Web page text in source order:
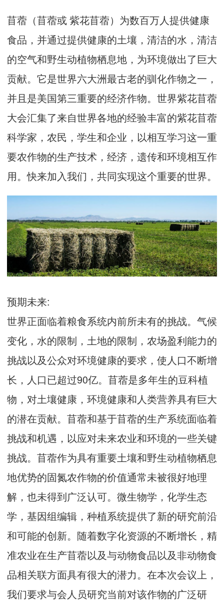
苜蓿（苜蓿或 紫花苜蓿）为数百万人提供健康
食品，并通过提供健康的土壤，清洁的水，清洁
的空气和野生动植物栖息地，为环境做出了巨大
贡献。它是世界六大洲最古老的驯化作物之一，
并且是美国第三重要的经济作物。世界紫花苜蓿
大会汇集了来自世界各地的经验丰富的紫花苜蓿
科学家，农民，学生和企业，以相互学习这一重
要农作物的生产技术，经济，遗传和环境相互作
用。快来加入我们，共同实现这个重要的世界。
预期未来:
世界正面临着粮食系统内前所未有的挑战。气候
变化，水的限制，土地的限制，农场盈利能力的
挑战以及公众对环境健康的要求，使人口不断增
长，人口已超过90亿。苜蓿是多年生的豆科植
物，对土壤健康，环境健康和人类营养具有巨大
的潜在贡献。苜蓿和基于苜蓿的生产系统面临着
挑战和机遇，以应对未来农业和环境的一些关键
挑战。苜蓿作为具有重要土壤和野生动植物栖息
地优势的固氮农作物的价值通常未被很好地理
解，也未得到广泛认可。微生物学，化学生态
学，基因组编辑，种植系统提供了新的研究前沿
和可能的创新。随着数字化资源的不断增长，精
准农业在生产苜蓿以及与动物食品以及非动物食
品相关联方面具有很大的潜力。在本次会议上，
我们要求与会人员研究当前对该作物的广泛研